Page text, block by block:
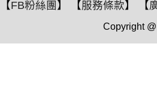
【FB粉絲團 】 【服務條款】 【
Copyright